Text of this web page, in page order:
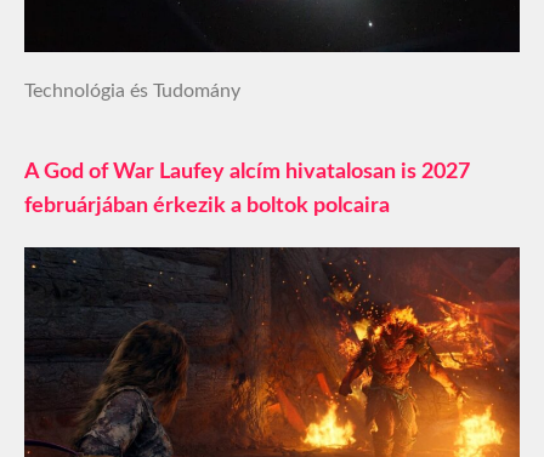
Technológia és Tudomány
A God of War Laufey alcím hivatalosan is 2027
februárjában érkezik a boltok polcaira